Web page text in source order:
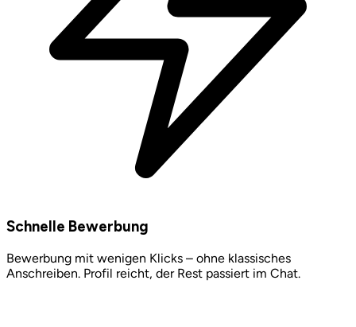
Schnelle Bewerbung
Bewerbung mit wenigen Klicks – ohne klassisches
Anschreiben. Profil reicht, der Rest passiert im Chat.